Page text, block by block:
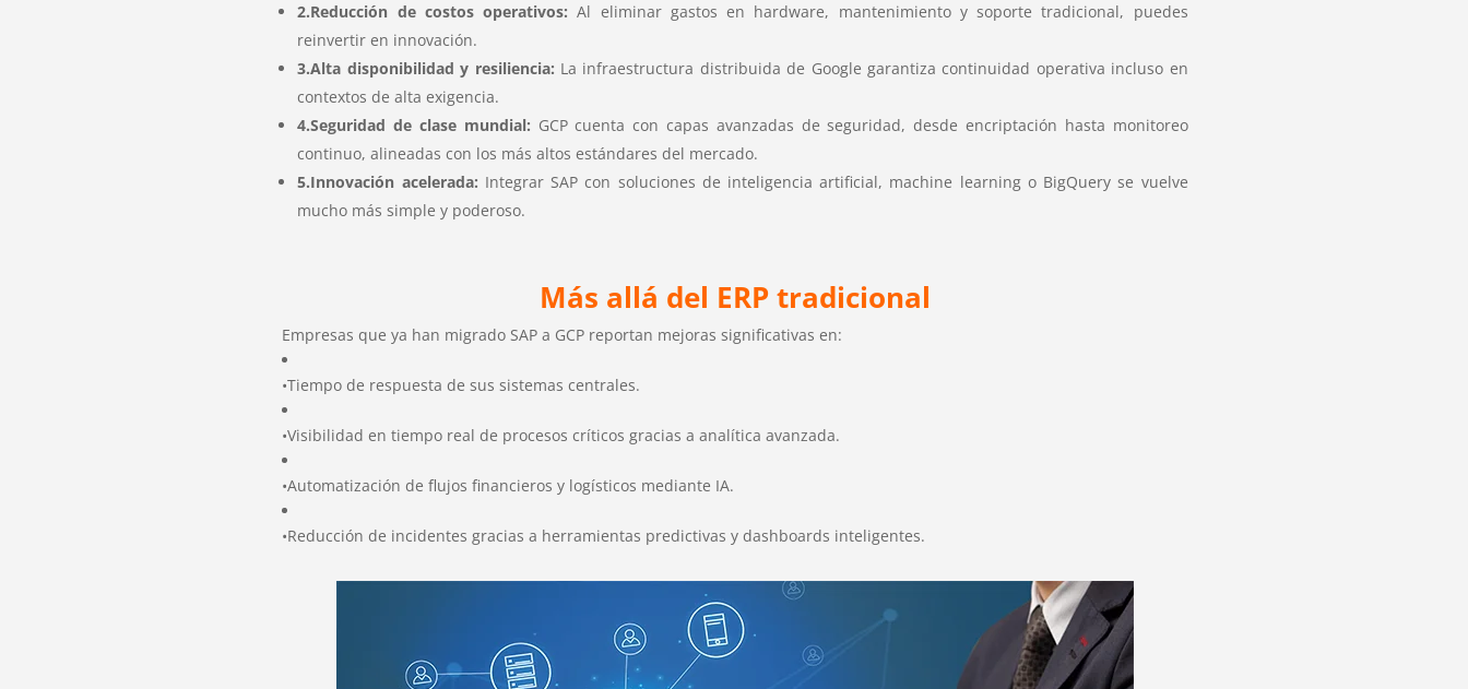
2.Reducción de costos operativos: Al eliminar gastos en hardware, mantenimiento y soporte tradicional, puedes
reinvertir en innovación.
3.Alta disponibilidad y resiliencia: La infraestructura distribuida de Google garantiza continuidad operativa incluso en
contextos de alta exigencia.
4.Seguridad de clase mundial: GCP cuenta con capas avanzadas de seguridad, desde encriptación hasta monitoreo
continuo, alineadas con los más altos estándares del mercado.
5.Innovación acelerada: Integrar SAP con soluciones de inteligencia artificial, machine learning o BigQuery se vuelve
mucho más simple y poderoso.
Más allá del ERP tradicional
Empresas que ya han migrado SAP a GCP reportan mejoras significativas en:
•Tiempo de respuesta de sus sistemas centrales.
•Visibilidad en tiempo real de procesos críticos gracias a analítica avanzada.
•Automatización de flujos financieros y logísticos mediante IA.
•Reducción de incidentes gracias a herramientas predictivas y dashboards inteligentes.